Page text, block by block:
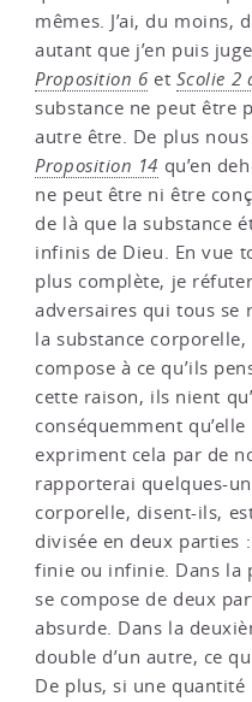
mêmes. J’ai, du moins,
autant que j’en puis
Proposition 6 et Scolie 2
substance ne peut être
autre être. De plus
Proposition 14 qu’en
ne peut être ni être
de là que la substance
infinis de Dieu. En vue
plus complète, je
adversaires qui tous se
la substance
compose à ce qu’ils
cette raison, ils nient
conséquemment
expriment cela par de
rapporterai quelques-
corporelle, disent-ils,
divisée en deux parties
finie ou infinie. Dans la
se compose de deux
absurde. Dans la
double d’un autre, ce
De plus, si une